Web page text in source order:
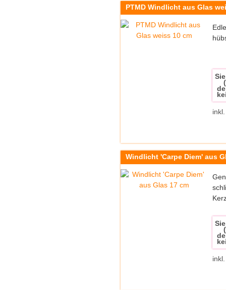
PTMD Windlicht aus Glas
Windlicht 'Carpe Diem' aus